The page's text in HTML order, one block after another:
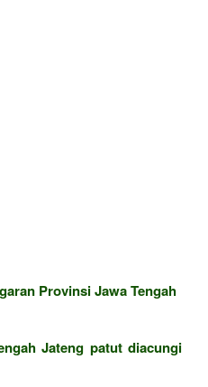
Provinsi Jawa Tengah
Jateng patut diacungi